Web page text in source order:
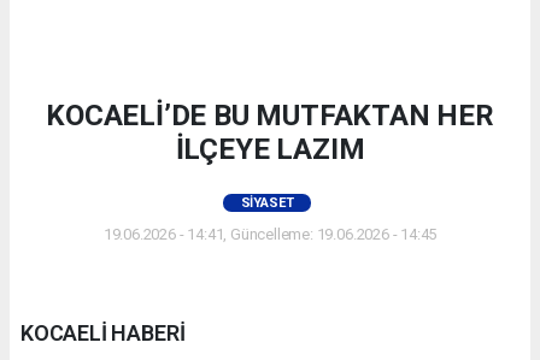
KOCAELİ’DE BU MUTFAKTAN HER
İLÇEYE LAZIM
SIYASET
19.06.2026 - 14:41, Güncelleme: 19.06.2026 - 14:45
KOCAELİ HABERİ